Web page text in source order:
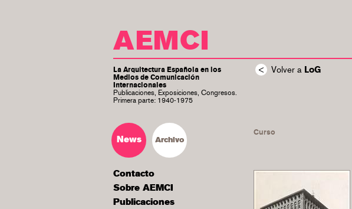
AEMCI
< Volver a LoG
La Arquitectura Española en los
Medios de Comunicación
Internacionales
Publicaciones, Exposiciones, Congresos.
Primera parte: 1940-1975
News Archivo
Contacto
Sobre AEMCI
Publicaciones
Curso